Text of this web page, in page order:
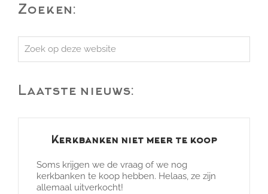
Zoeken:
Zoek
op
website
Laatste nieuws:
Kerkbanken niet meer te koop
Soms krijgen we de vraag of we nog
kerkbanken te koop hebben. Helaas, ze zijn
allemaal uitverkocht!